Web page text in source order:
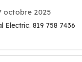
octobre 2025
Electric. 819 758 7436